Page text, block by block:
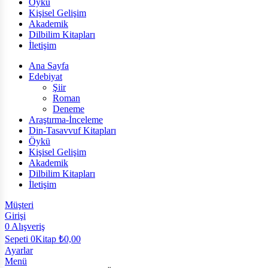
Öykü
Kişisel Gelişim
Akademik
Dilbilim Kitapları
İletişim
Ana Sayfa
Edebiyat
Şiir
Roman
Deneme
Araştırma-İnceleme
Din-Tasavvuf Kitapları
Öykü
Kişisel Gelişim
Akademik
Dilbilim Kitapları
İletişim
Müşteri
Girişi
0 Alışveriş
Sepeti 0Kitap ₺0,00
Ayarlar
Menü